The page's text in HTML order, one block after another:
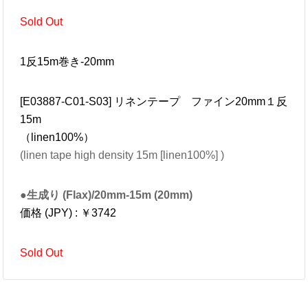
Sold Out
1反15m巻き-20mm
[E03887-C01-S03] リネンテープ ファイン20mm１反
15m
（linen100%）
(linen tape high density 15m [linen100%] )
●生成り (Flax)/20mm-15m (20mm)
価格 (JPY) : ￥3742
Sold Out